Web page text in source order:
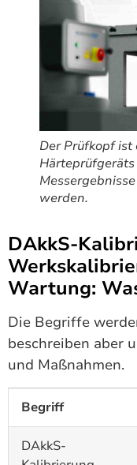
Der Prüfkopf
werden.
DAkkS-
Wartung:
Die Begriffe
beschreiben aber
und Maßnahmen.
Begriff
DAkkS-